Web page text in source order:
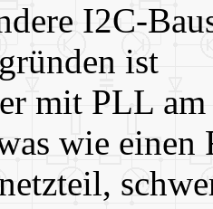
I2C-
ist
mit PLL
wie einen